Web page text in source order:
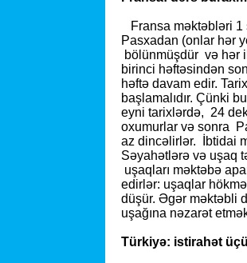
Fransa məktəbləri 1
Pasxadan (onlar hər
bölünmüşdür və hər
birinci həftəsindən
həftə davam edir.
başlamalıdır. Çünki
eyni tarixlərdə, 24
oxumurlar və sonra
az dincəlirlər. İbtidai
Səyahətlərə və uşaq
uşaqları məktəbə
edirlər: uşaqlar
düşür. Əgər məktəbli
uşağına nəzarət
Türkiyə: istirahət